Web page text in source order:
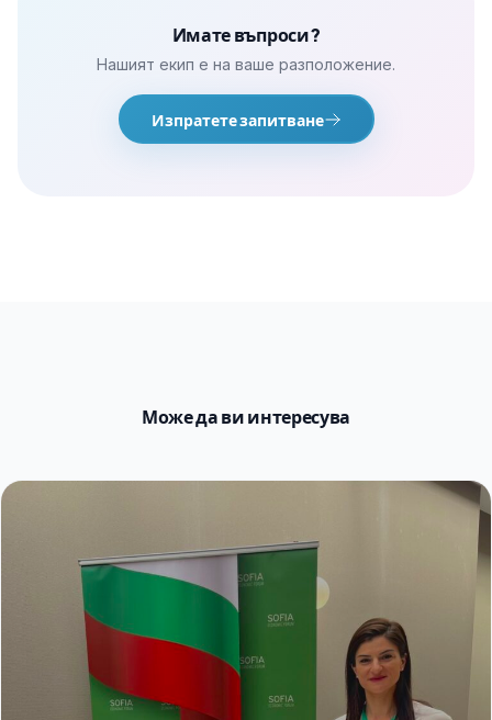
Имате въпроси?
Нашият екип е на ваше разположение.
Изпратете запитване
Може да ви интересува